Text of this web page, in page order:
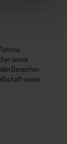
sowie
Bereichen
sowie